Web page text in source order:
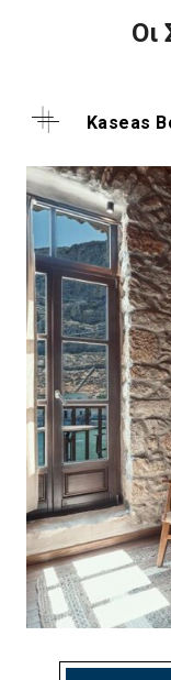
Οι
Kaseas